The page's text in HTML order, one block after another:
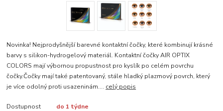
Novinka! Nejprodyšnější barevné kontaktní čočky, které kombinují krásné
barvy s silikon-hydrogelový materiál. Kontaktní čočky AIR OPTIX
COLORS mají výbornou propustnost pro kyslík po celém povrchu
čočky.Čočky mají také patentovaný, stále hladký plazmový povrch, který
je více odolný proti usazeninám.... celý popis
Dostupnost
do 1 týdne